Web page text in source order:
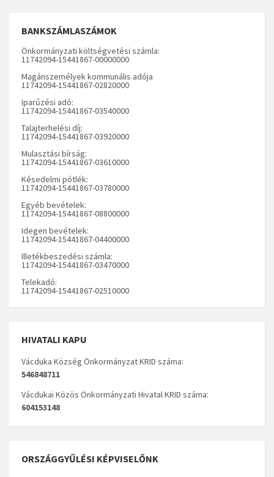
BANKSZÁMLASZÁMOK
Önkormányzati költségvetési számla:
11742094-15441867-00000000
Magánszemélyek kommunális adója
11742094-15441867-02820000
Iparűzési adó:
11742094-15441867-03540000
Talajterhelési díj:
11742094-15441867-03920000
Mulasztási bírság:
11742094-15441867-03610000
Késedelmi pótlék:
11742094-15441867-03780000
Egyéb bevételek:
11742094-15441867-08800000
Idegen bevételek:
11742094-15441867-04400000
Illetékbeszedési számla:
11742094-15441867-03470000
Telekadó:
11742094-15441867-02510000
HIVATALI KAPU
Vácduka Község Önkormányzat KRID száma:
546848711
Vácdukai Közös Önkormányzati Hivatal KRID száma:
604153148
ORSZÁGGYŰLÉSI KÉPVISELŐNK